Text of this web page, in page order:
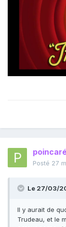
Posté 27
Le 27/03/
Il y aurait de
Trudeau, et le